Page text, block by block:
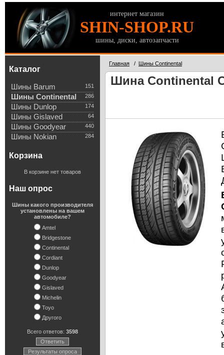
интернет магазин
SHIN-SHOP.RU
шины, диски, автозапчасти
Каталог
151
Шины Barum
286
Шины Continental
174
Шины Dunlop
64
Шины Gislaved
440
Шины Goodyear
284
Шины Nokian
Корзина
В корзине нет товаров
Наш опрос
Шины какого производителя
установлены на вашем
автомобиле?
Amtel
Bridgestone
Continental
Cordiant
Dunlop
Goodyear
Gislaved
Michelin
Toyo
Другого
Всего ответов: 3598
Ответить
Результаты опроса
Главная / Шины Continental
Шина Continental